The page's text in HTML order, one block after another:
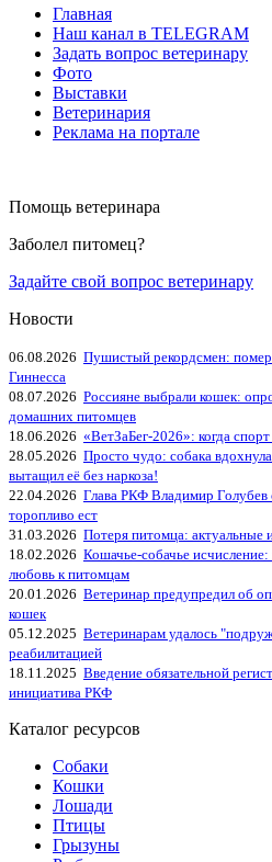
Главная
Наш канал в TELEGRAM
Задать вопрос ветеринару
Фото
Выставки
Ветеринария
Реклама на портале
Помощь ветеринара
Заболел питомец?
Задайте свой вопрос ветеринару
Новости
06.08.2026 Пушистый рекордсмен:
Гиннесса
08.07.2026 Россияне выбрали кошек:
домашних питомцев
18.06.2026 «ВетЗаБег‑2026»: когда
28.05.2026 Просто чудо: собака
вытащил её без наркоза!
22.04.2026 Глава РКФ Владимир Голубев
торопливо ест
31.03.2026 Потеря питомца: актуальные
18.02.2026 Кошачье-собачье исчисление:
любовь к питомцам
20.01.2026 Ветеринар предупредил об
кошек
05.12.2025 Ветеринарам удалось
реабилитацией
18.11.2025 Введение обязательной
инициатива РКФ
Каталог ресурсов
Собаки
Кошки
Лошади
Птицы
Грызуны